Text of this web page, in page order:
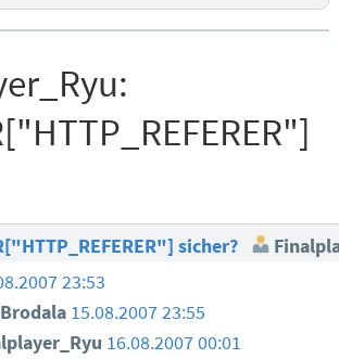
sicher?
23:53
15.08.2007 23:55
16.08.2007 00:01